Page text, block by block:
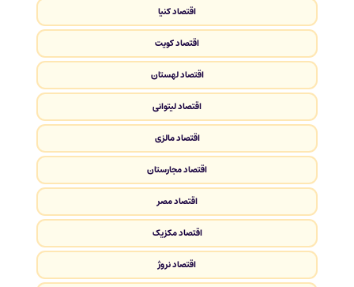
اقتصاد کنیا
اقتصاد کویت
اقتصاد لهستان
اقتصاد لیتوانی
اقتصاد مالزی
اقتصاد مجارستان
اقتصاد مصر
اقتصاد مکزیک
اقتصاد نروژ